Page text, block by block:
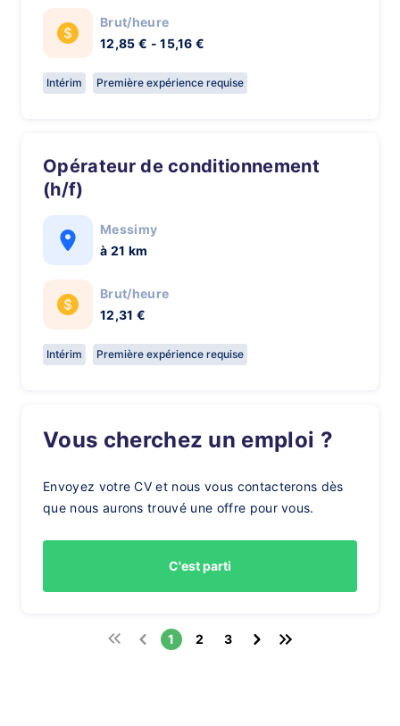
Brut/heure
12,85 € - 15,16 €
Intérim Première expérience requise
Opérateur de conditionnement
(h/f)
Messimy
à 21 km
Brut/heure
12,31 €
Intérim Première expérience requise
Vous cherchez un emploi ?
Envoyez votre CV et nous vous contacterons dès
que nous aurons trouvé une offre pour vous.
C'est parti
1 2 3